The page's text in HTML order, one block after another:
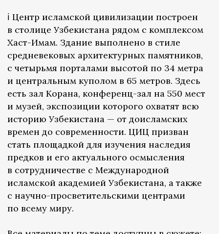
ℹ️ Центр исламской цивилизации построен
в столице Узбекистана рядом с комплексом
Хаст-Имам. Здание выполнено в стиле
средневековых архитектурных памятников,
с четырьмя порталами высотой по 34 метра
и центральным куполом в 65 метров. Здесь
есть зал Корана, конференц-зал на 550 мест
и музей, экспозиции которого охватят всю
историю Узбекистана — от доисламских
времен до современности. ЦИЦ призван
стать площадкой для изучения наследия
предков и его актуального осмысления
в сотрудничестве с Международной
исламской академией Узбекистана, а также
с научно-просветительскими центрами
по всему миру.